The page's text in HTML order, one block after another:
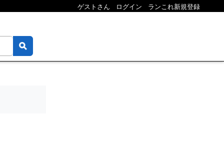
ゲストさん ログイン ランこれ新規登録